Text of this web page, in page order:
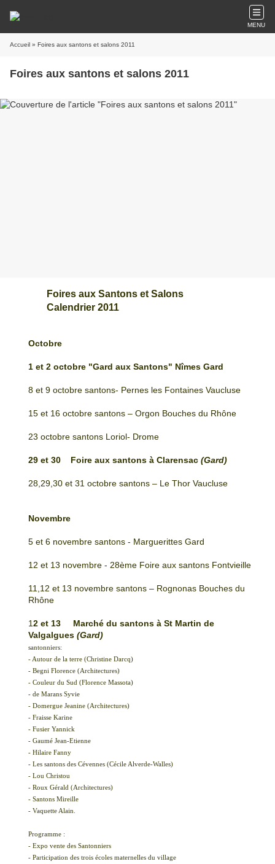
MENU
Accueil » Foires aux santons et salons 2011
Foires aux santons et salons 2011
Foires aux Santons et Salons
Calendrier 2011
Octobre
1 et 2 octobre "Gard aux Santons" Nîmes Gard
8 et 9 octobre santons- Pernes les Fontaines Vaucluse
15 et 16 octobre santons – Orgon Bouches du Rhône
23 octobre santons Loriol- Drome
29 et 30 Foire aux santons à Clarensac (Gard)
28,29,30 et 31 octobre santons – Le Thor Vaucluse
Novembre
5 et 6 novembre santons - Marguerittes Gard
12 et 13 novembre - 28ème Foire aux santons Fontvieille
11,12 et 13 novembre santons – Rognonas Bouches du
Rhône
12 et 13 Marché du santons à St Martin de
Valgalgues (Gard)
santonniers:
- Autour de la terre (Christine Darcq)
- Begni Florence (Architectures)
- Couleur du Sud (Florence Massota)
- de Marans Syvie
- Domergue Jeanine (Architectures)
- Fraisse Karine
- Fusier Yannick
- Gaumé Jean-Etienne
- Hilaire Fanny
- Les santons des Cévennes (Cécile Alverde-Walles)
- Lou Christou
- Roux Gérald (Architectures)
- Santons Mireille
- Vaquette Alain.
Programme :
- Expo vente des Santonniers
- Participation des trois écoles maternelles du village